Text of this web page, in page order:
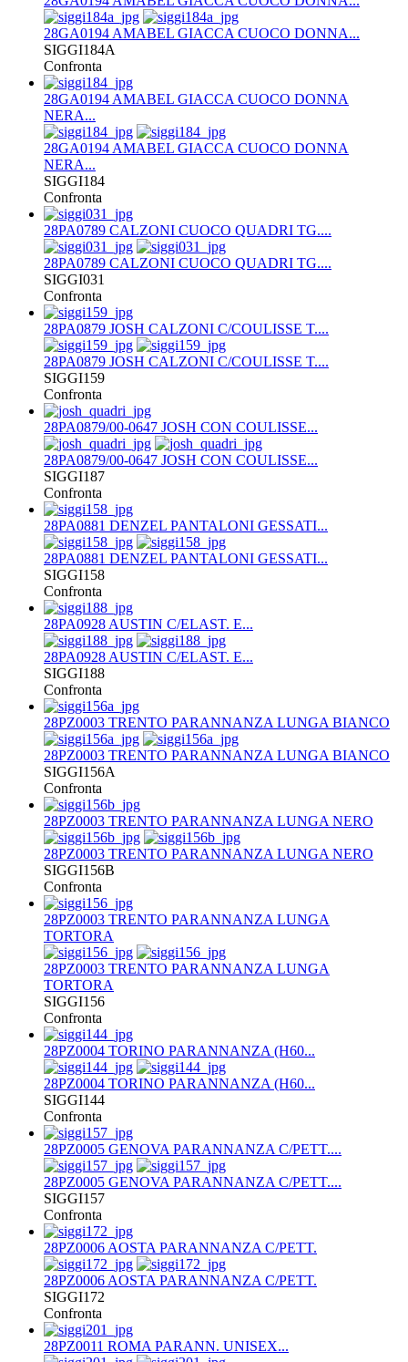
28GA0194 AMABEL GIACCA CUOCO DONNA...
SIGGI184A
Confronta
28GA0194 AMABEL GIACCA CUOCO DONNA
NERA...
28GA0194 AMABEL GIACCA CUOCO DONNA
NERA...
SIGGI184
Confronta
28PA0789 CALZONI CUOCO QUADRI TG....
28PA0789 CALZONI CUOCO QUADRI TG....
SIGGI031
Confronta
28PA0879 JOSH CALZONI C/COULISSE T....
28PA0879 JOSH CALZONI C/COULISSE T....
SIGGI159
Confronta
28PA0879/00-0647 JOSH CON COULISSE...
28PA0879/00-0647 JOSH CON COULISSE...
SIGGI187
Confronta
28PA0881 DENZEL PANTALONI GESSATI...
28PA0881 DENZEL PANTALONI GESSATI...
SIGGI158
Confronta
28PA0928 AUSTIN C/ELAST. E...
28PA0928 AUSTIN C/ELAST. E...
SIGGI188
Confronta
28PZ0003 TRENTO PARANNANZA LUNGA BIANCO
28PZ0003 TRENTO PARANNANZA LUNGA BIANCO
SIGGI156A
Confronta
28PZ0003 TRENTO PARANNANZA LUNGA NERO
28PZ0003 TRENTO PARANNANZA LUNGA NERO
SIGGI156B
Confronta
28PZ0003 TRENTO PARANNANZA LUNGA
TORTORA
28PZ0003 TRENTO PARANNANZA LUNGA
TORTORA
SIGGI156
Confronta
28PZ0004 TORINO PARANNANZA (H60...
28PZ0004 TORINO PARANNANZA (H60...
SIGGI144
Confronta
28PZ0005 GENOVA PARANNANZA C/PETT....
28PZ0005 GENOVA PARANNANZA C/PETT....
SIGGI157
Confronta
28PZ0006 AOSTA PARANNANZA C/PETT.
28PZ0006 AOSTA PARANNANZA C/PETT.
SIGGI172
Confronta
28PZ0011 ROMA PARANN. UNISEX...